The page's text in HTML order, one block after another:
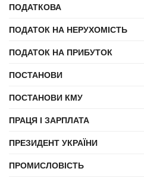
ПОДАТКОВА
ПОДАТОК НА НЕРУХОМІСТЬ
ПОДАТОК НА ПРИБУТОК
ПОСТАНОВИ
ПОСТАНОВИ КМУ
ПРАЦЯ І ЗАРПЛАТА
ПРЕЗИДЕНТ УКРАЇНИ
ПРОМИСЛОВІСТЬ